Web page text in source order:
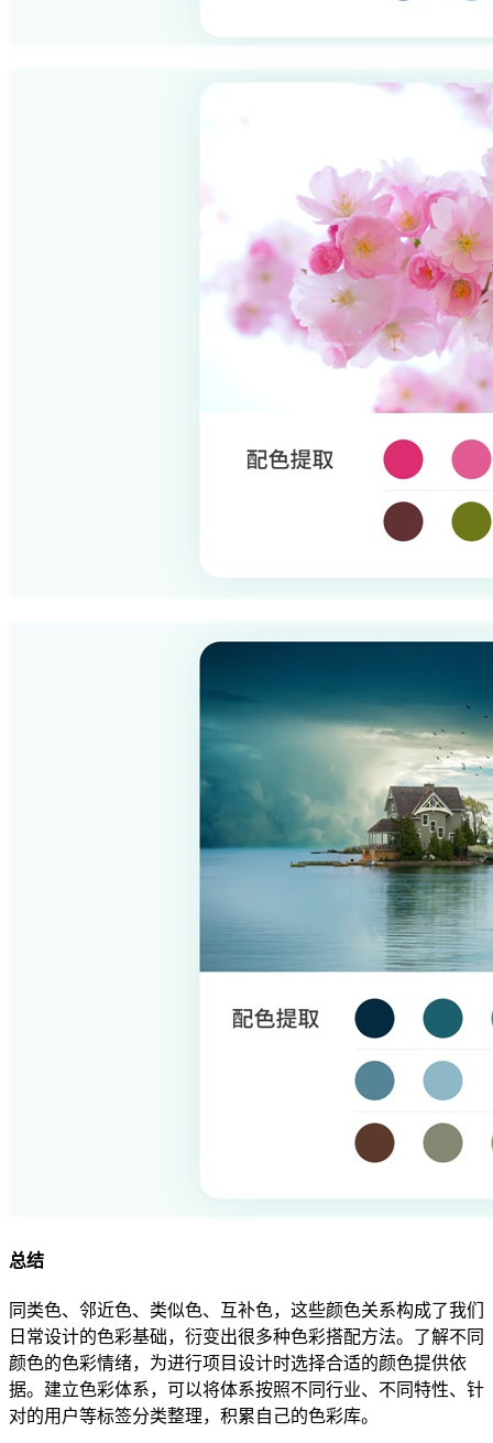
总结
同类色、邻近色、类似色、互补色，这些颜色关系构成了我们
日常设计的色彩基础，衍变出很多种色彩搭配方法。了解不同
颜色的色彩情绪，为进行项目设计时选择合适的颜色提供依
据。建立色彩体系，可以将体系按照不同行业、不同特性、针
对的用户等标签分类整理，积累自己的色彩库。